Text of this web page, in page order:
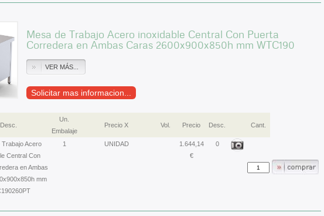
Mesa de Trabajo Acero inoxidable Central Con Puerta
Corredera en Ambas Caras 2600x900x850h mm WTC190
VER MÁS...
Solicitar mas informacion...
Desc.
Un.
Embalaje
Precio X Vol. Precio Desc. Cant.
Trabajo Acero
Central Con
en Ambas
mm
1 UNIDAD
1.644,14
€
0